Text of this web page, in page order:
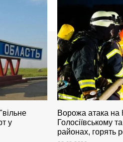
у
Ворожа атака на
Голосіївському
районах, горять